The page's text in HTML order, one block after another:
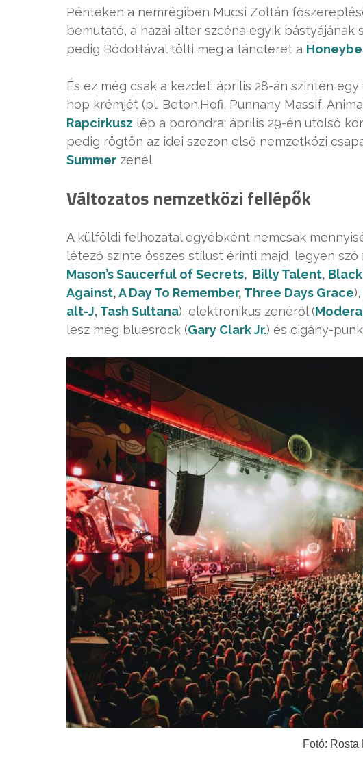
Pénteken a nemrégiben Mucsi Zoltán
bemutató, a hazai alter szcéna egyik bástyájának
pedig Bódottával tölti meg a táncteret a
És ez még csak a kezdet: április 28-án szintén
hop krémjét (pl. Beton.Hofi, Punnany Massif,
Rapcirkusz lép a porondra; április 29-én utolsó
pedig rögtön az idei szezon első nemzetközi
Summer zenél.
Változatos nemzetközi fellépők
A külföldi felhozatal egyébként nemcsak
létező szinte összes stílust érinti majd, legyen
Mason’s Saucerful of Secrets, Billy Talent,
Against,A Day To Remember, Three Days Grace
alt-J, Tash Sultana), elektronikus zenéről (
lesz még bluesrock (Gary Clark Jr.) és cigány-
Fotó: Rosta